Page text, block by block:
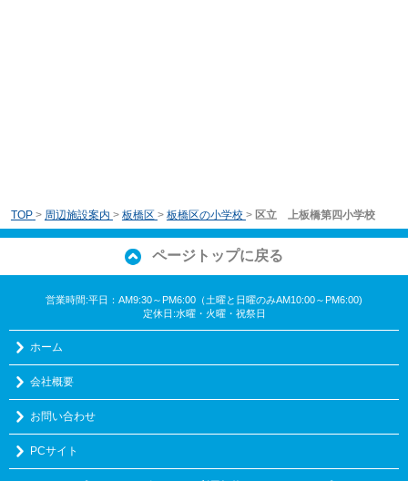
TOP > 周辺施設案内 > 板橋区 > 板橋区の小学校 > 区立 上板橋第四小学校
ページトップに戻る
営業時間:平日：AM9:30～PM6:00（土曜と日曜のみAM10:00～PM6:00)
定休日:水曜・火曜・祝祭日
ホーム
会社概要
お問い合わせ
PCサイト